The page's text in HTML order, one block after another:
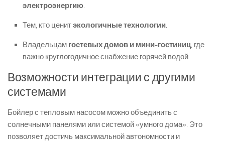
электроэнергию.
Тем, кто ценитэкологичные технологии.
Владельцам гостевых домов и мини-гостиниц, где
важно круглогодичное снабжение горячей водой.
Возможности интеграции с другими
системами
Бойлер с тепловым насосом можно объединить с
солнечными панелями или системой «умного дома». Это
позволяет достичь максимальной автономности и